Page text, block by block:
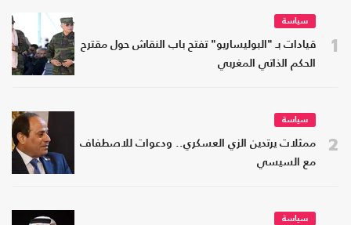
1
سياسة
قيادات بـ "البوليساريو" تفتح باب النقاش حول مقترح
الحكم الذاتي المغربي
2
سياسة
ممثلات يرتدين الزي العسكري.. ودعوات للاصطفاف
مع السيسي
سياسة